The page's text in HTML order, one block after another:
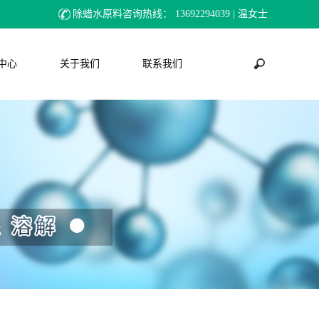
除蜡水原料咨询热线： 13692294039 | 温女士
心 关于我们 联系我们